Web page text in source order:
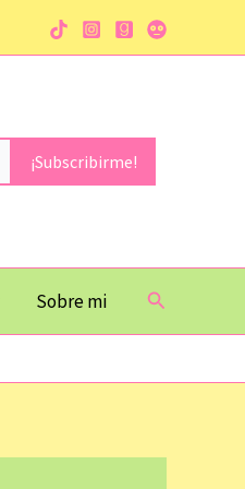
¡Subscribirme!
Sobre mi Buscar